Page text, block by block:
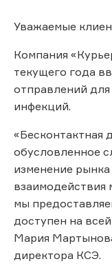
Уважаемые
Компания
текущего года
отправлений
инфекций.
«Бесконтактная
обусловленное
изменение
мы
доступен на
Мария
директора КСЭ.